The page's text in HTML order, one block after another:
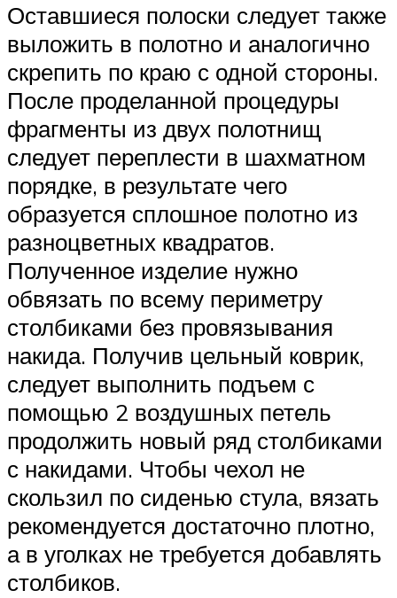
Оставшиеся полоски следует также
выложить в полотно и аналогично
скрепить по краю с одной стороны.
После проделанной процедуры
фрагменты из двух полотнищ
следует переплести в шахматном
порядке, в результате чего
образуется сплошное полотно из
разноцветных квадратов.
Полученное изделие нужно
обвязать по всему периметру
столбиками без провязывания
накида. Получив цельный коврик,
следует выполнить подъем с
помощью 2 воздушных петель
продолжить новый ряд столбиками
с накидами. Чтобы чехол не
скользил по сиденью стула, вязать
рекомендуется достаточно плотно,
а в уголках не требуется добавлять
столбиков.